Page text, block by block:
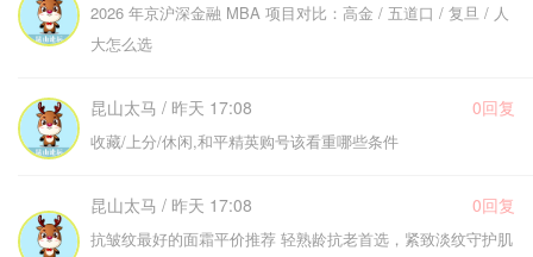
2026 年京沪深金融 MBA 项目对比：高金 / 五道口 / 复旦 / 人
大怎么选
昆山太马 / 昨天 17:08 0回复
收藏/上分/休闲,和平精英购号该看重哪些条件
昆山太马 / 昨天 17:08 0回复
抗皱纹最好的面霜平价推荐 轻熟龄抗老首选，紧致淡纹守护肌